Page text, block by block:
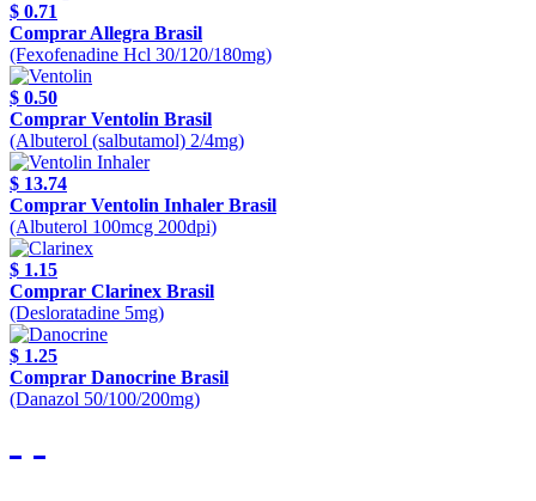
$ 0.71
Comprar Allegra Brasil
(Fexofenadine Hcl 30/120/180mg)
$ 0.50
Comprar Ventolin Brasil
(Albuterol (salbutamol) 2/4mg)
$ 13.74
Comprar Ventolin Inhaler Brasil
(Albuterol 100mcg 200dpi)
$ 1.15
Comprar Clarinex Brasil
(Desloratadine 5mg)
$ 1.25
Comprar Danocrine Brasil
(Danazol 50/100/200mg)